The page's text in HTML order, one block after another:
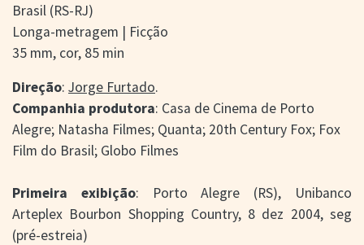
> BUSCA AVANÇADA
> LISTA DE FILMES
> FILMOGRAFIAS DE
> DISCOGRAFIAS
> BIBLIOGRAFIAS
CONTATO E
LOCALIZAÇÃO
Brasil (RS-RJ)
Longa-metragem | Ficção
35 mm, cor, 85 min
Direção: Jorge Furtado.
Companhia produtora: Casa de Cinema de Porto
Alegre; Natasha Filmes; Quanta; 20th Century Fox; Fox
Film do Brasil; Globo Filmes
Primeira exibição: Porto Alegre (RS), Unibanco
Arteplex Bourbon Shopping Country, 8 dez 2004, seg
(pré-estreia)